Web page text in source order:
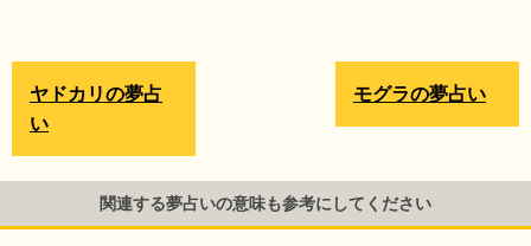
モグラの夢占い
ヤドカリの夢占
い
関連する夢占いの意味も参考にしてください